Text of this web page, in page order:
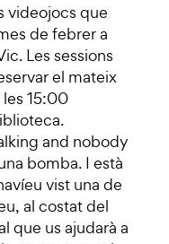
videojocs que
de febrer a
Les sessions
el mateix
15:00
and nobody
bomba. I està
vist una de
al costat del
que us ajudarà a